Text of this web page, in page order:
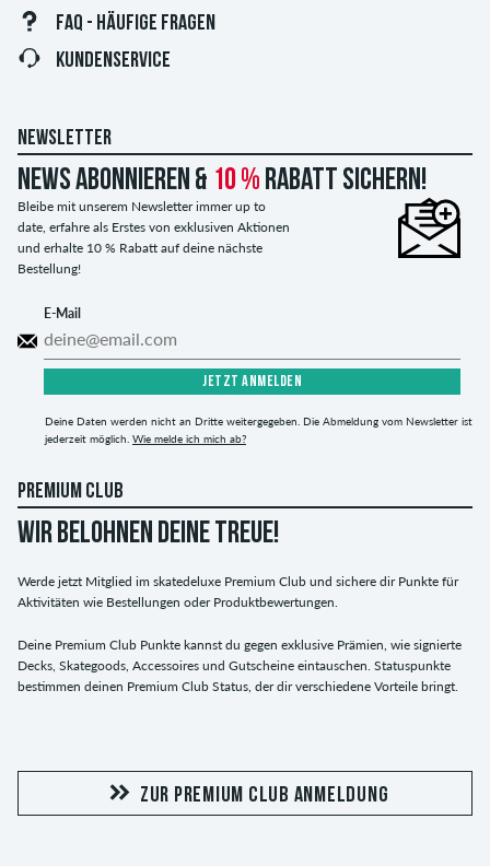
FAQ - HÄUFIGE FRAGEN
KUNDENSERVICE
NEWSLETTER
News abonnieren & 10 % Rabatt sichern!
Bleibe mit unserem Newsletter immer up to
date, erfahre als Erstes von exklusiven Aktionen
und erhalte 10 % Rabatt auf deine nächste
Bestellung!
E-Mail
JETZT ANMELDEN
Deine Daten werden nicht an Dritte weitergegeben. Die Abmeldung vom Newsletter ist
jederzeit möglich. Wie melde ich mich ab?
PREMIUM CLUB
WIR BELOHNEN DEINE TREUE!
Werde jetzt Mitglied im skatedeluxe Premium Club und sichere dir Punkte für
Aktivitäten wie Bestellungen oder Produktbewertungen.
Deine Premium Club Punkte kannst du gegen exklusive Prämien, wie signierte
Decks, Skategoods, Accessoires und Gutscheine eintauschen. Statuspunkte
bestimmen deinen Premium Club Status, der dir verschiedene Vorteile bringt.
ZUR PREMIUM CLUB ANMELDUNG